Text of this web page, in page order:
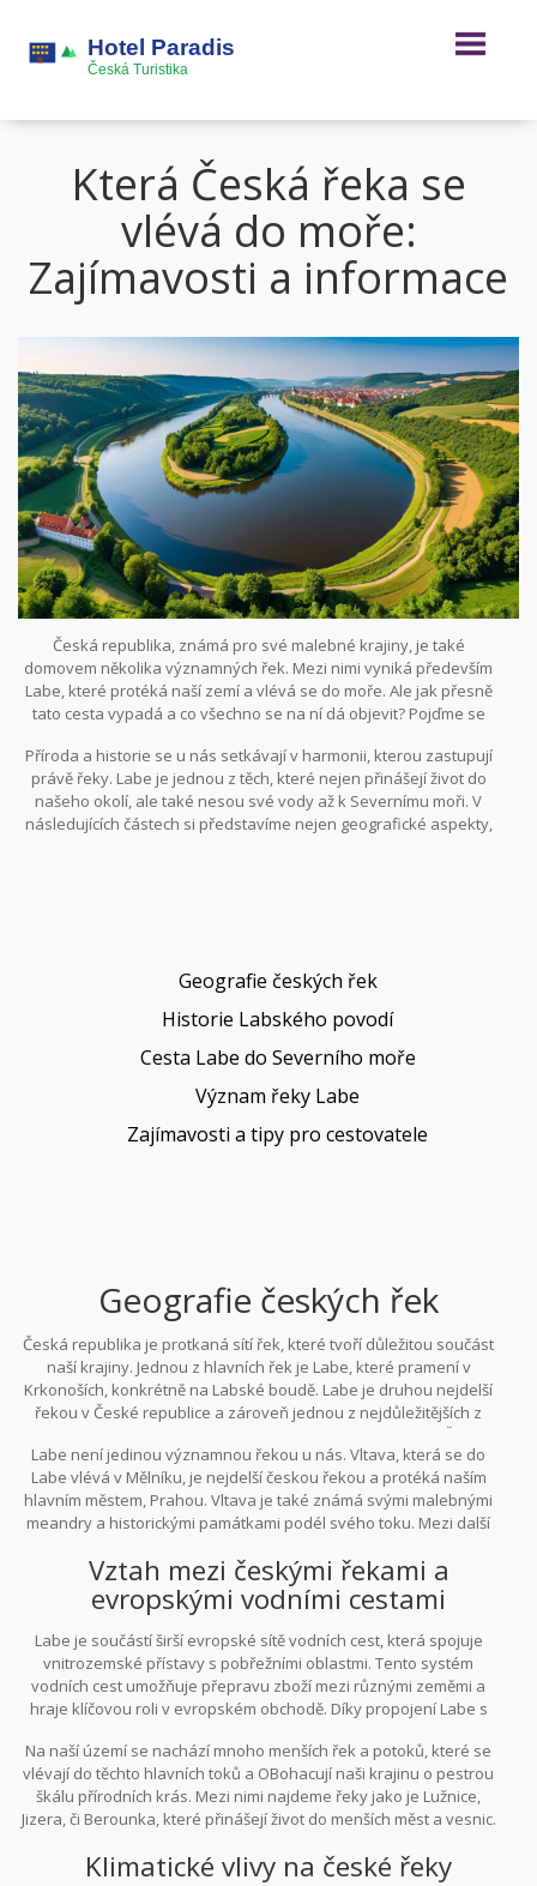
Která Česká řeka se
vlévá do moře:
Zajímavosti a informace
Česká republika, známá pro své malebné krajiny, je také
domovem několika významných řek. Mezi nimi vyniká především
Labe, které protéká naší zemí a vlévá se do moře. Ale jak přesně
tato cesta vypadá a co všechno se na ní dá objevit? Pojďme se
Příroda a historie se u nás setkávají v harmonii, kterou zastupují
právě řeky. Labe je jednou z těch, které nejen přinášejí život do
našeho okolí, ale také nesou své vody až k Severnímu moři. V
následujících částech si představíme nejen geografické aspekty,
Geografie českých řek
Historie Labského povodí
Cesta Labe do Severního moře
Význam řeky Labe
Zajímavosti a tipy pro cestovatele
Geografie českých řek
Česká republika je protkaná sítí řek, které tvoří důležitou součást
naší krajiny. Jednou z hlavních řek je Labe, které pramení v
Krkonoších, konkrétně na Labské boudě. Labe je druhou nejdelší
řekou v České republice a zároveň jednou z nejdůležitějších z
hlediska ekonomiky i ekologie. Jeho povodí pokrývá nejen Českou
republiku, ale také část Německa, kudy řeka pokračuje až do
Severního moře.
Labe není jedinou významnou řekou u nás. Vltava, která se do
Labe vlévá v Mělníku, je nejdelší českou řekou a protéká naším
hlavním městem, Prahou. Vltava je také známá svými malebnými
meandry a historickými památkami podél svého toku. Mezi další
klíčovou roli v hydrologii a ekologii naší země.
Vztah mezi českými řekami a
evropskými vodními cestami
Labe je součástí širší evropské sítě vodních cest, která spojuje
vnitrozemské přístavy s pobřežními oblastmi. Tento systém
vodních cest umožňuje přepravu zboží mezi různými zeměmi a
hraje klíčovou roli v evropském obchodě. Díky propojení Labe s
zboží z Černého moře až do Severního moře.
Na naší území se nachází mnoho menších řek a potoků, které se
vlévají do těchto hlavních toků a OBohacují naši krajinu o pestrou
škálu přírodních krás. Mezi nimi najdeme řeky jako je Lužnice,
Jizera, či Berounka, které přinášejí život do menších měst a vesnic.
vodní sporty, rybaření a rekreační aktivity.
Klimatické vlivy na české řeky